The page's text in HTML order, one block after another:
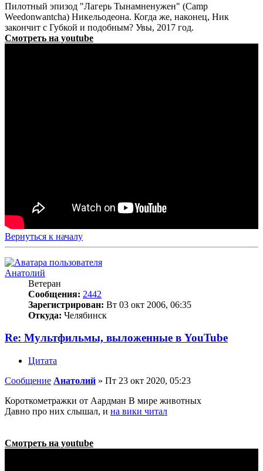
Пилотный эпизод "Лагерь Тынамненужен" (Camp
Weedonwantcha) Никельодеона. Когда же, наконец, Ник
закончит с Губкой и подобным? Увы, 2017 год.
Смотреть на youtube
Вернуться к началу
Анатолий
Ветеран
Сообщения: 2442
Зарегистрирован: Вт 03 окт 2006, 06:35
Откуда: Челябинск
Re: Мультфильмы, выложенные в YouTube
Цитата
Сообщение Анатолий » Пт 23 окт 2020, 05:23
Короткометражки от Аардман В мире животных
Давно про них слышал, и на вики читал
Смотреть на youtube